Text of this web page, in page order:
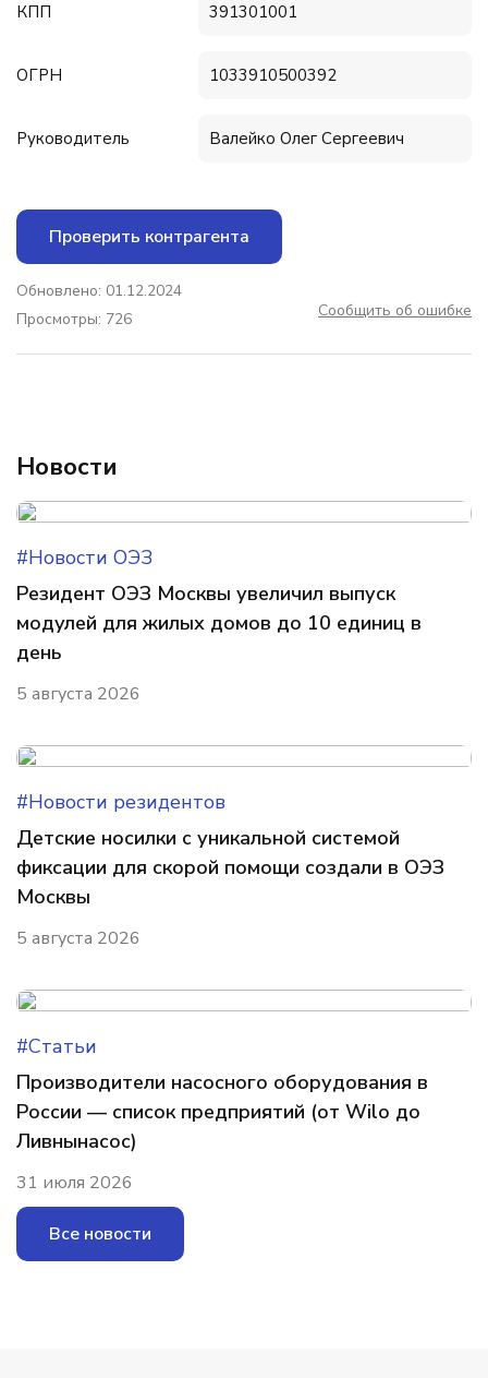
КПП 391301001
ОГРН 1033910500392
Руководитель Валейко Олег Сергеевич
Проверить контрагента
Обновлено: 01.12.2024
Просмотры: 726
Сообщить об ошибке
Новости
#Новости ОЭЗ
Резидент ОЭЗ Москвы увеличил выпуск
модулей для жилых домов до 10 единиц в
день
5 августа 2026
#Новости резидентов
Детские носилки с уникальной системой
фиксации для скорой помощи создали в ОЭЗ
Москвы
5 августа 2026
#Статьи
Производители насосного оборудования в
России — список предприятий (от Wilo до
Ливнынасос)
31 июля 2026
Все новости